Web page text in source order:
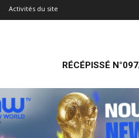
Activités du site
RÉCÉPISSÉ